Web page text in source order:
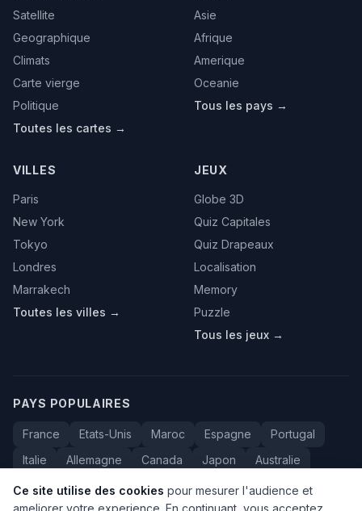
Satellite
Geographique
Climats
Carte vierge
Politique
Toutes les cartes →
Asie
Afrique
Amerique
Oceanie
Tous les pays →
VILLES
Paris
New York
Tokyo
Londres
Marrakech
Toutes les villes →
JEUX
Globe 3D
Quiz Capitales
Quiz Drapeaux
Localisation
Memory
Puzzle
Tous les jeux →
PAYS POPULAIRES
France Etats-Unis Maroc Espagne
Portugal
Italie
Allemagne Canada Japon
Australie
Bresil
Algerie Tunisie Belgique Drapeaux
Ce site utilise des cookies pour mesurer l'audience et
ameliorer votre experience. En continuant, vous acceptez